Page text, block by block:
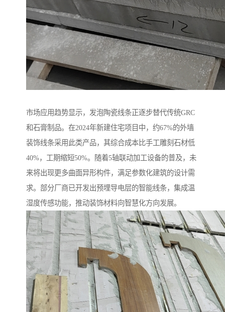
市场应用趋势显示，发泡陶瓷线条正逐步替代传统GRC
和石膏制品。在2024年新建住宅项目中，约67%的外墙
装饰线条采用此类产品，其综合成本比手工雕刻石材低
40%，工期缩短50%。随着5轴联动加工设备的普及，未
来将出现更多曲面异形构件，满足参数化建筑的设计需
求。部分厂商已开发出预埋导电层的智能线条，集成温
湿度传感功能，推动装饰材料向智慧化方向发展。